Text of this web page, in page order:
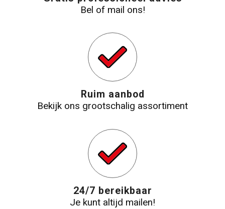
Bel of mail ons!
Ruim aanbod
Bekijk ons grootschalig assortiment
24/7 bereikbaar
Je kunt altijd mailen!